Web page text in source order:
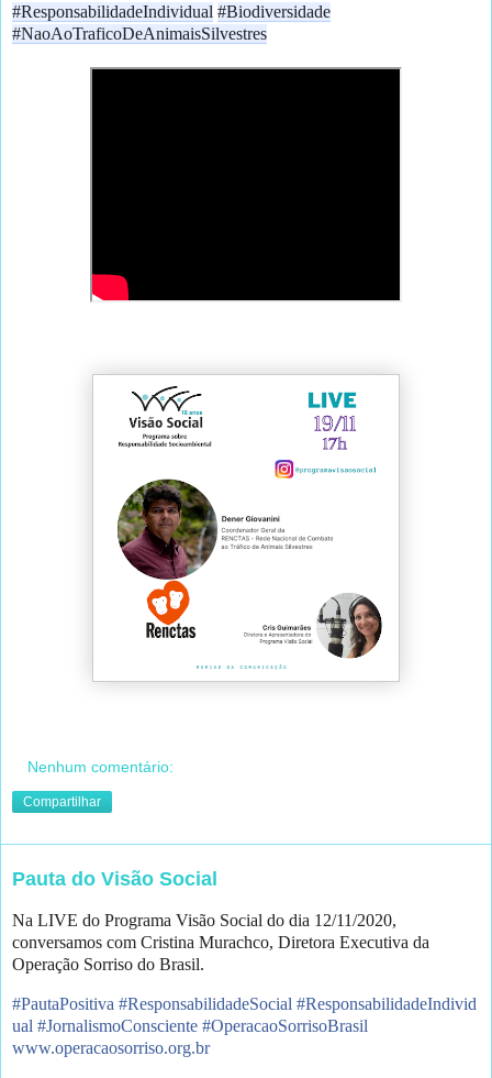
#ResponsabilidadeIndividual #Biodiversidade
#NaoAoTraficoDeAnimaisSilvestres
Nenhum comentário:
Compartilhar
Pauta do Visão Social
Na LIVE do Programa Visão Social do dia 12/11/2020,
conversamos com Cristina Murachco, Diretora Executiva da
Operação Sorriso do Brasil.
#PautaPositiva #ResponsabilidadeSocial #ResponsabilidadeIndivid
ual #JornalismoConsciente #OperacaoSorrisoBrasil
www.operacaosorriso.org.br